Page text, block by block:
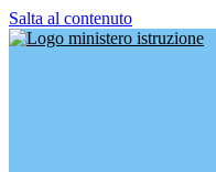
Salta al contenuto